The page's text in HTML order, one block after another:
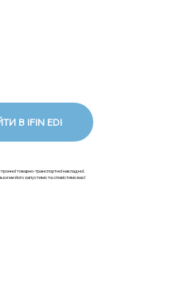
В IFIN EDI
товарно-транспортної накладної.
ми його запустимо та сповістимо вас!